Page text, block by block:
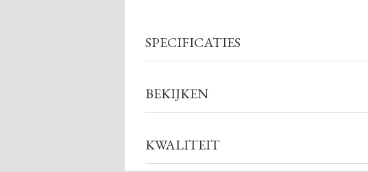
SPECIFICATIES
BEKIJKEN
KWALITEIT